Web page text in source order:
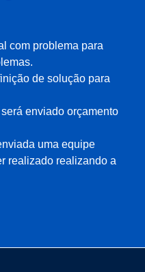
com problema para
de solução para
enviado orçamento
uma equipe
realizado realizando a